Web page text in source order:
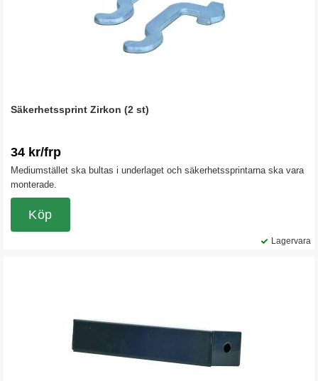
Säkerhetssprint Zirkon (2 st)
34 kr/frp
Mediumstället ska bultas i underlaget och säkerhetssprintarna ska vara
monterade.
Lagervara
Köp